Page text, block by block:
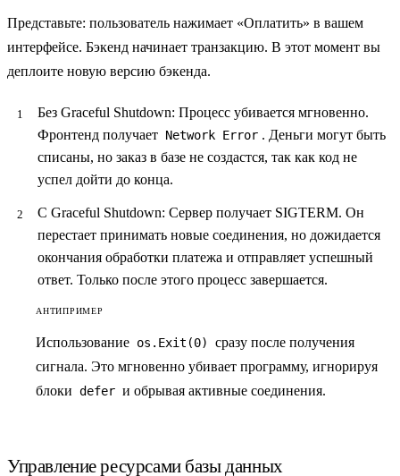
Представьте: пользователь нажимает «Оплатить» в вашем
интерфейсе. Бэкенд начинает транзакцию. В этот момент вы
деплоите новую версию бэкенда.
Без Graceful Shutdown: Процесс убивается мгновенно.
Фронтенд получает Network Error . Деньги могут быть
списаны, но заказ в базе не создастся, так как код не
успел дойти до конца.
С Graceful Shutdown: Сервер получает SIGTERM. Он
перестает принимать новые соединения, но дожидается
окончания обработки платежа и отправляет успешный
ответ. Только после этого процесс завершается.
АНТИПРИМЕР
Использование os.Exit(0)
сразу после получения
сигнала. Это мгновенно убивает программу, игнорируя
блоки defer и обрывая активные соединения.
Управление ресурсами базы данных